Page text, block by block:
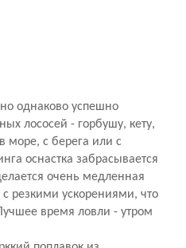
однаково успешно
лососей - горбушу, кету,
море, с берега или с
оснастка забрасывается
очень медленная
резкими ускорениями, что
время ловли - утром